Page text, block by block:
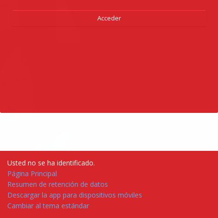
Acceder
Usted no se ha identificado.
Página Principal
Resumen de retención de datos
Descargar la app para dispositivos móviles
Cambiar al tema estándar